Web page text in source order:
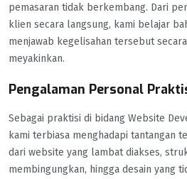
pemasaran tidak berkembang. Dari
klien secara langsung, kami belajar
menjawab kegelisahan tersebut
meyakinkan.
Pengalaman Personal
Sebagai praktisi di bidang Website
kami terbiasa menghadapi tantangan
dari website yang lambat diakses,
membingungkan, hingga desain yang